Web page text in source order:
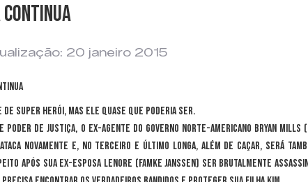
continua
20 janeiro 2015
de super herói, mas ele quase que poderia ser.
poder de justiça, o ex-agente do governo norte-americano Bryan
ataca novamente e, no terceiro e último longa, além de caçar, será
após sua ex-esposa Lenore (Famke Janssen) ser brutalmente